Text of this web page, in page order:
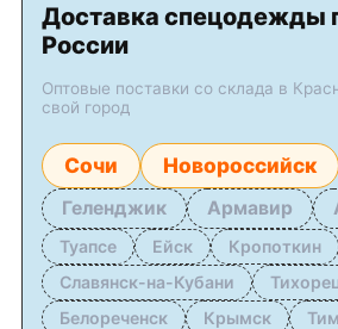
Доставка спецодежды
России
Оптовые поставки со склада в
свой город
Сочи Новороссийск
Геленджик
Армавир
Туапсе Ейск
Кропоткин
Славянск-на-Кубани
Белореченск
Крымск